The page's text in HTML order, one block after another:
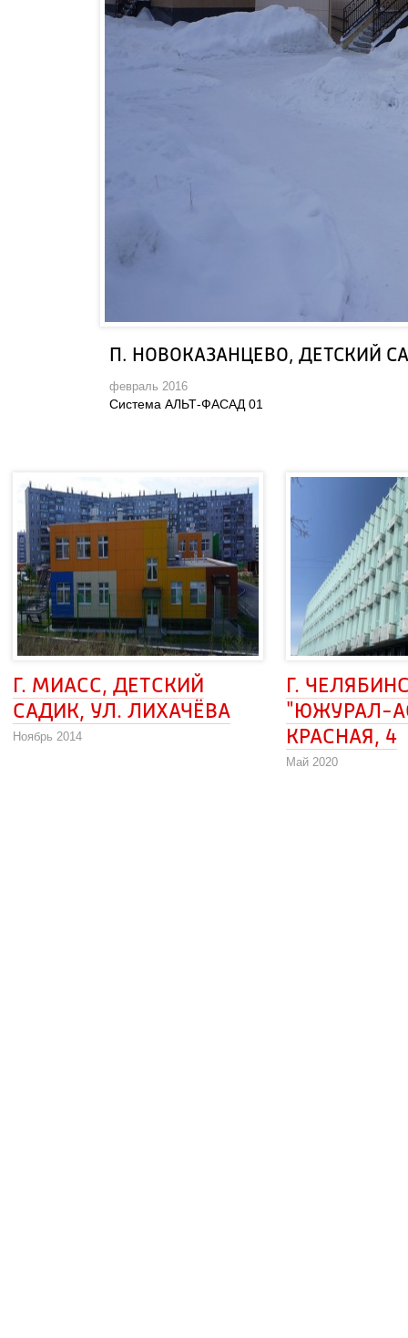
П. НОВОКАЗАНЦЕВО, ДЕТСКИЙ
февраль 2016
Система АЛЬТ-ФАСАД 01
Г. МИАСС, ДЕТСКИЙ
САДИК, УЛ. ЛИХАЧЁВА
Ноябрь 2014
Г.
"ЮЖУРАЛ-
КРАСНАЯ, 4
Май 2020